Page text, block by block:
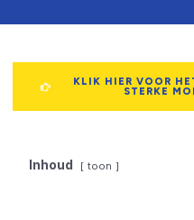
KLIK HIER VOOR
STERKE
Inhoud toon